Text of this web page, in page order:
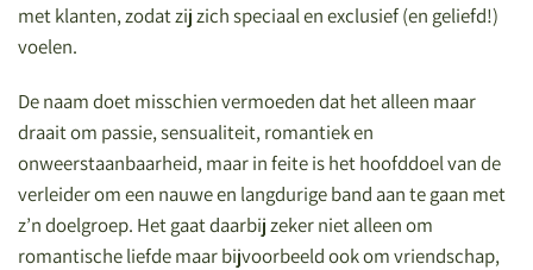
met klanten, zodat zij zich speciaal en exclusief (en geliefd!)
voelen.
De naam doet misschien vermoeden dat het alleen maar
draait om passie, sensualiteit, romantiek en
onweerstaanbaarheid, maar in feite is het hoofddoel van de
verleider om een nauwe en langdurige band aan te gaan met
z’n doelgroep. Het gaat daarbij zeker niet alleen om
romantische liefde maar bijvoorbeeld ook om vriendschap,